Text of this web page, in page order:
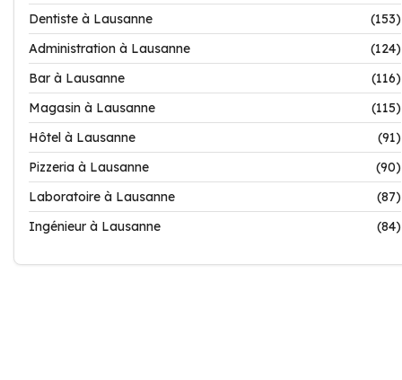
Dentiste à Lausanne
(153)
Administration à Lausanne
(124)
Bar à Lausanne
(116)
Magasin à Lausanne
(115)
Hôtel à Lausanne
(91)
Pizzeria à Lausanne
(90)
Laboratoire à Lausanne
(87)
Ingénieur à Lausanne
(84)